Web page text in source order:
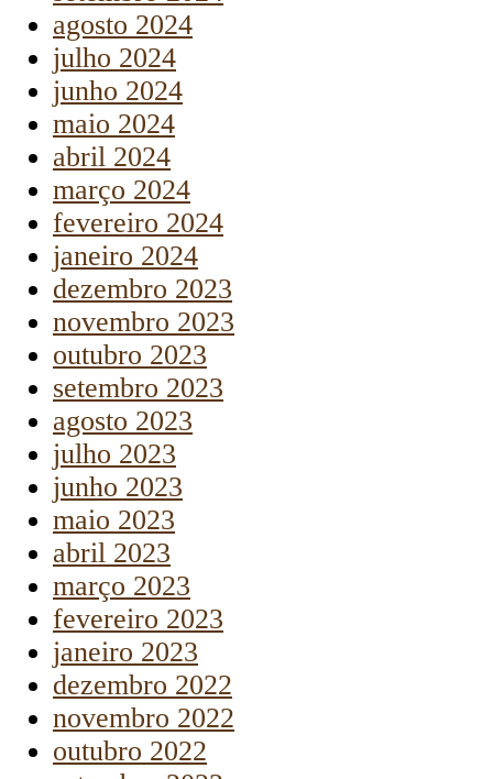
agosto 2024
julho 2024
junho 2024
maio 2024
abril 2024
março 2024
fevereiro 2024
janeiro 2024
dezembro 2023
novembro 2023
outubro 2023
setembro 2023
agosto 2023
julho 2023
junho 2023
maio 2023
abril 2023
março 2023
fevereiro 2023
janeiro 2023
dezembro 2022
novembro 2022
outubro 2022